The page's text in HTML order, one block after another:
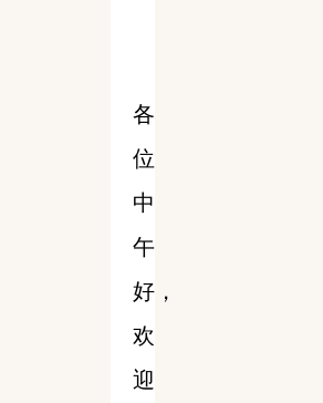
各
位
中
午
好，
欢
迎